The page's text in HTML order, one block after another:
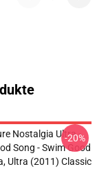
Nostalgia Ultra -
Song - Swim Good
Ultra (2011) Classic
-20%